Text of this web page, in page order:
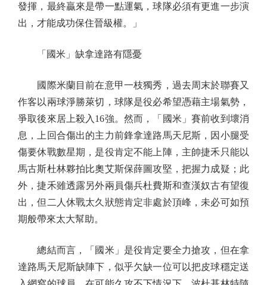
發揮，最終贏來是帶一點運氣，球隊必須有更進一步演
出，才能成功保住晉級權。」
「國米」缺拿達路有隱憂
國際米蘭目前在意甲一枝獨秀，過去周末於聯賽又
作客以兩球淨勝萊切，球隊是役必希望憑藉主場氣勢，
爭取後來居上殺入16強。然而，「國米」賽前收到壞消
息，上回合傷出的主力前鋒拿達路馬天尼斯，因小腿受
傷要休戰數星期，是役肯定不能上陣，主帥捷禾只能以
馬古斯杜林夥拍比奧艾斯保薛圖攻堅，把握力成疑；此
外，捷禾雖透露另外兩員傷兵杜費斯和查漢奴古有望復
出，但二人休戰太久狀態肯定非處於頂峰，未必可如預
期般帶來太大幫助。
總結而言，「國米」是役肯定要全力搶攻，但在拿
達路馬天尼斯缺陣下，似乎欠缺一位可以把皮球穩定送